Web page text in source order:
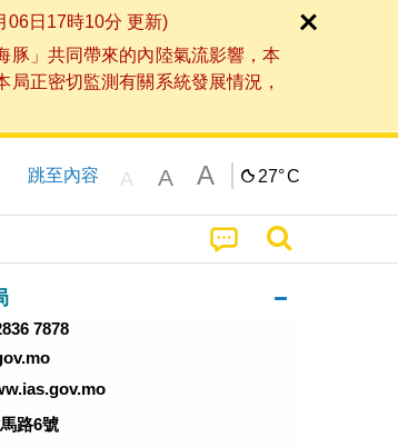
06日17時10分 更新)
豚」共同帶來的內陸氣流影響，本
正密切監測有關系統發展情況，
跳至內容 A A A 27°C
7878
路6號